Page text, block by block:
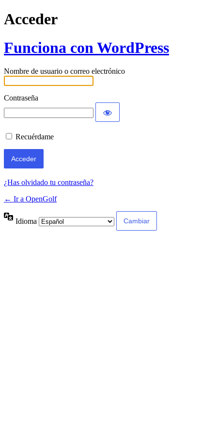
Acceder
Funciona con WordPress
Nombre de usuario o correo electrónico
Contraseña
Recuérdame
¿Has olvidado tu contraseña?
← Ir a OpenGolf
Idioma